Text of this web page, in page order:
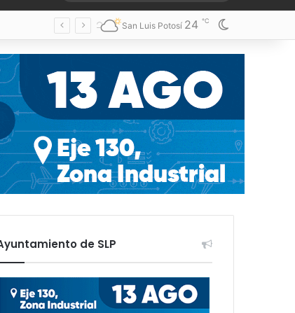
for
San Luis Potosí 24 ℃
de SLP